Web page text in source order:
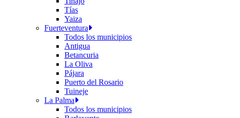
Tías
Yaiza
Fuerteventura
Todos los municipios
Antigua
Betancuria
La Oliva
Pájara
Puerto del Rosario
Tuineje
La Palma
Todos los municipios